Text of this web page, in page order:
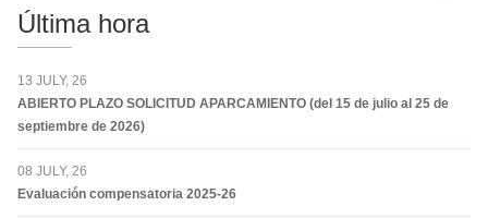
Última hora
13 JULY, 26
ABIERTO PLAZO SOLICITUD APARCAMIENTO (del 15 de julio al 25 de
septiembre de 2026)
08 JULY, 26
Evaluación compensatoria 2025-26